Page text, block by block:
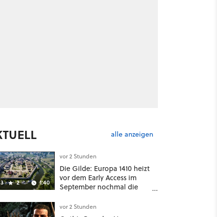
alle anzeigen
2 1:40
vor 2 Stunden
Die Gilde: Europa 1410 heizt
vor dem Early Access im
September nochmal die
vor 2 Stunden